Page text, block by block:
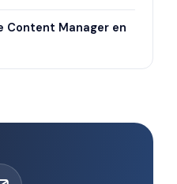
Content Manager en